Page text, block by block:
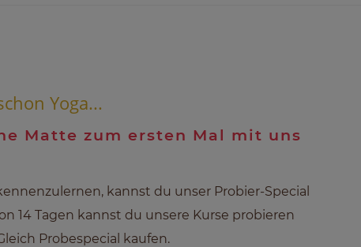
Yoga...
Matte zum ersten Mal mit uns
kannst du unser Probier-Special
14 Tagen kannst du unsere Kurse probieren
Probespecial kaufen.